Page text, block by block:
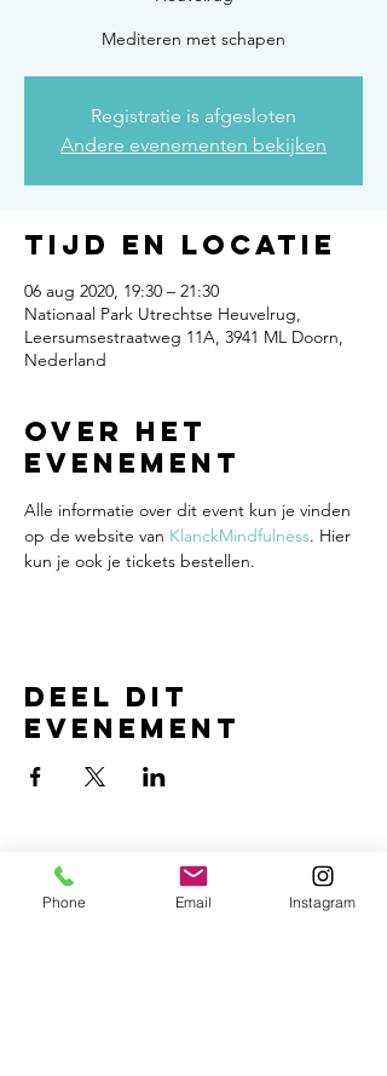
Mediteren met schapen
Registratie is afgesloten
Andere evenementen bekijken
Tijd en locatie
06 aug 2020, 19:30 – 21:30
Nationaal Park Utrechtse Heuvelrug,
Leersumsestraatweg 11A, 3941 ML Doorn,
Nederland
Over het
evenement
Alle informatie over dit event kun je vinden
op de website van KlanckMindfulness. Hier
kun je ook je tickets bestellen.
Deel dit
evenement
Stichting
Schaapskudde Doorn
Phone Email Instagram